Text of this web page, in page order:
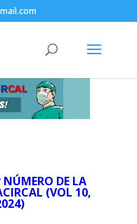
NÚMERO DE LA
(VOL 10,